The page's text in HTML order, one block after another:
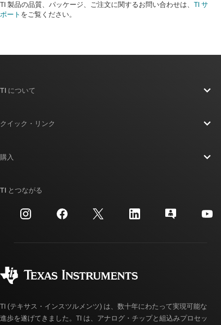
TI 製品の品質、パッケージ、ご注文に関するお問い合わせは、 TI サ
ポート をご覧ください。​​​​​​​​​​​​​​
TI について
投資家向け情報
製造
クイック・リンク
クロスリファレンス検索
カスタマー・サポート・センター
myTI アカウントの FAQ
購入
ご注文に関する FAQ
TI とつながる
TI (テキサス・インスツルメンツ) は、数十年にわたって実現可能な
進歩を遂げてきました。TI は、アナログ・チップと組込みプロセッ